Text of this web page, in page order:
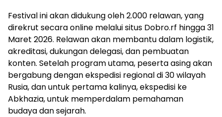
Festival ini akan didukung oleh 2.000 relawan, yang
direkrut secara online melalui situs Dobro.rf hingga 31
Maret 2026. Relawan akan membantu dalam logistik,
akreditasi, dukungan delegasi, dan pembuatan
konten. Setelah program utama, peserta asing akan
bergabung dengan ekspedisi regional di 30 wilayah
Rusia, dan untuk pertama kalinya, ekspedisi ke
Abkhazia, untuk memperdalam pemahaman
budaya dan sejarah.